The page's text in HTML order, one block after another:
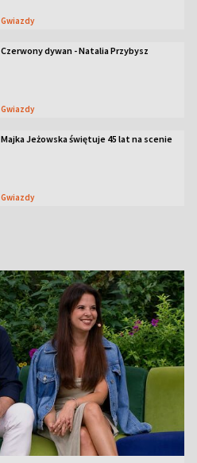
Gwiazdy
Czerwony dywan - Natalia Przybysz
Gwiazdy
Majka Jeżowska świętuje 45 lat na scenie
Gwiazdy